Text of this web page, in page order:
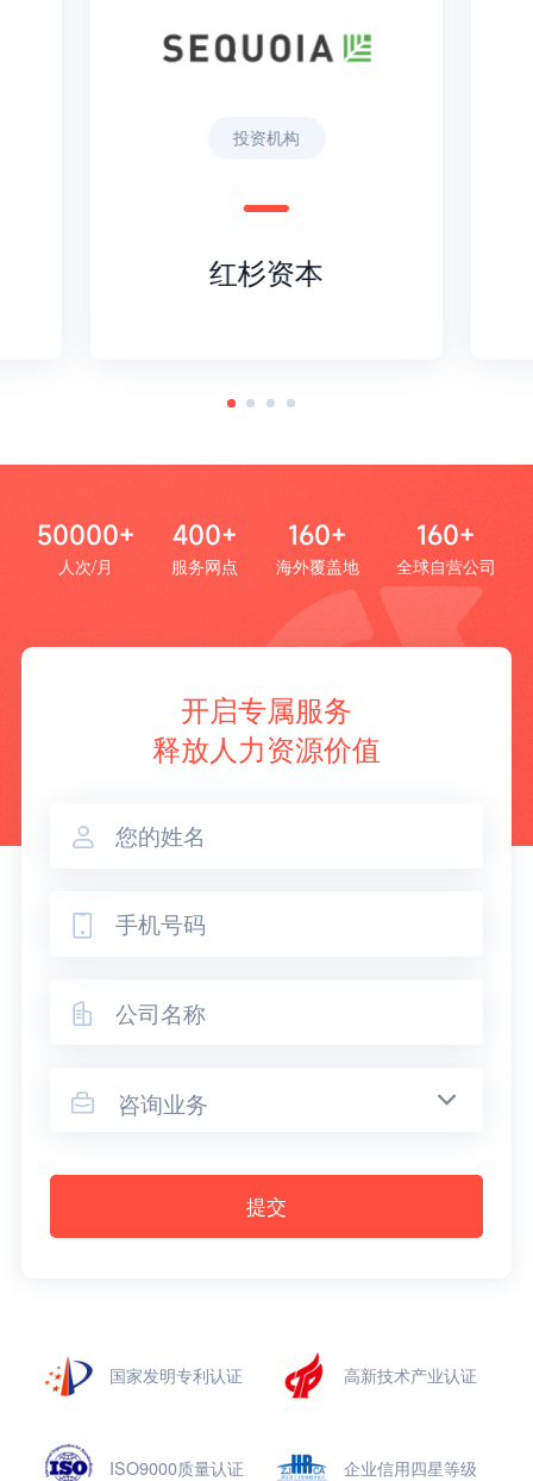
投资机构
红杉资本
50000+
人次/月
400+
服务网点
160+
海外覆盖地
160+
全球自营公司
开启专属服务
释放人力资源价值



 咨询业务
提交
国家发明专利认证 高新技术产业认证
ISO9000质量认证 企业信用四星等级